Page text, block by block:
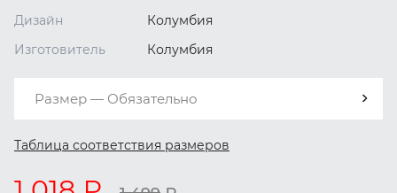
Дизайн
Колумбия
Изготовитель
Колумбия
Размер — Обязательно
Таблица соответствия размеров